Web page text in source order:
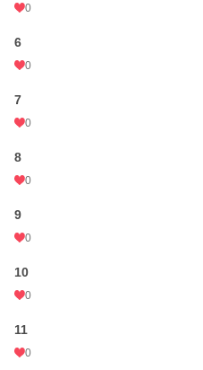
0
6
0
7
0
8
0
9
0
10
0
11
0